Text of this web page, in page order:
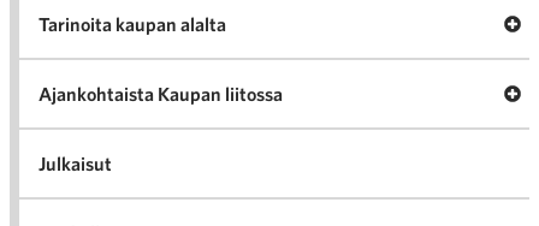
Tarinoita kaupan alalta
Ajankohtaista Kaupan liitossa
Julkaisut